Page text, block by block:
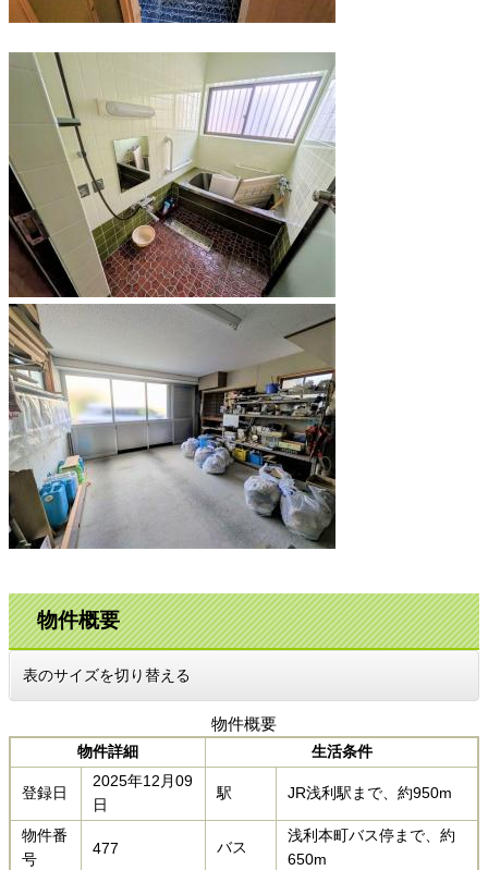
物件概要
表のサイズを切り替える
物件概要
物件詳細 生活条件
登録日
2025年12月09
日
駅 JR浅利駅まで、約950m​
物件番
号
477 バス
浅利本町バス停まで、約
650m​​